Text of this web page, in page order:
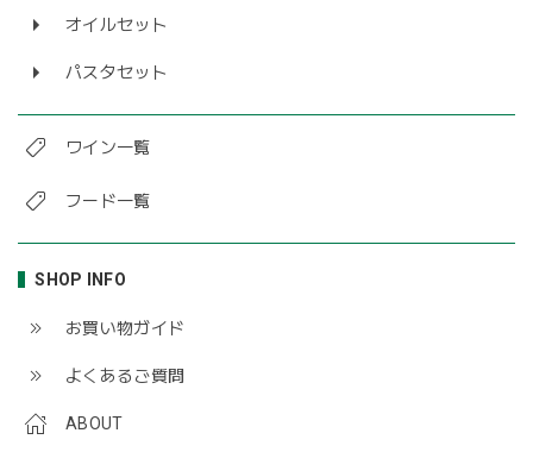
オイルセット
パスタセット
ワイン一覧
フード一覧
SHOP INFO
お買い物ガイド
よくあるご質問
ABOUT